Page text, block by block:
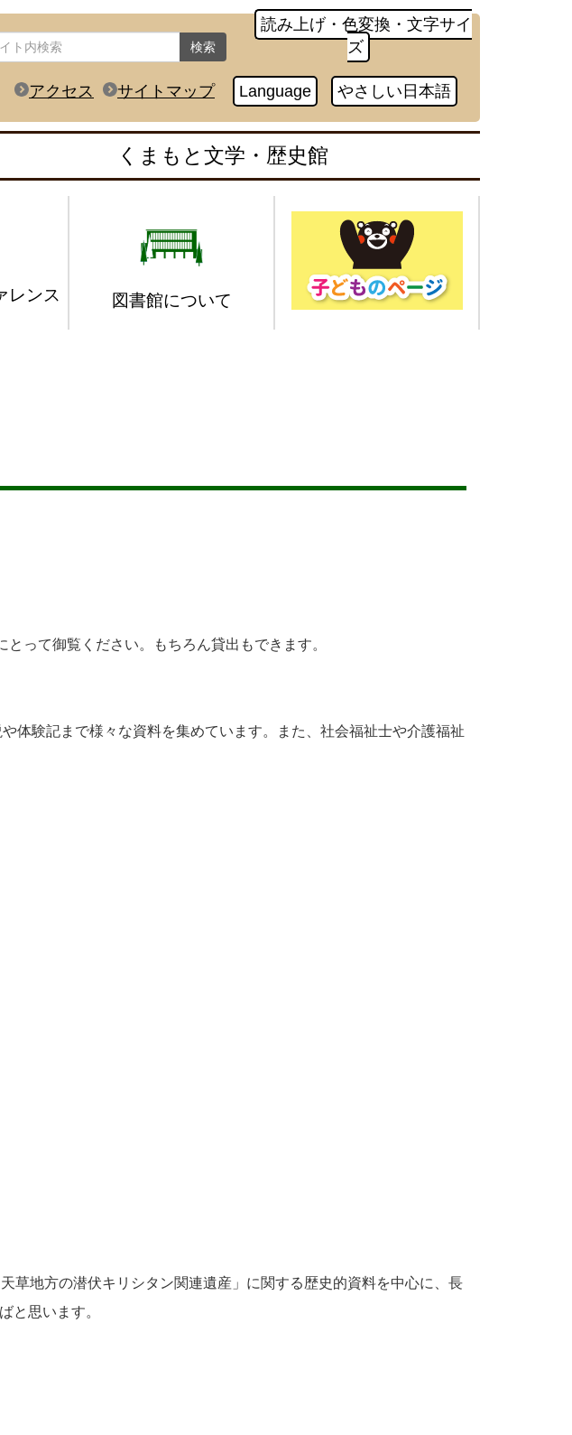
検索
読み上げ・色変換・文字サイ
ズ
アクセス サイトマップ Language やさしい日本語
くまもと文学・歴史館
レンス 図書館について
って御覧ください。もちろん貸出もできます。
体験記まで様々な資料を集めています。また、社会福祉士や介護福祉
草地方の潜伏キリシタン関連遺産」に関する歴史的資料を中心に、長
と思います。